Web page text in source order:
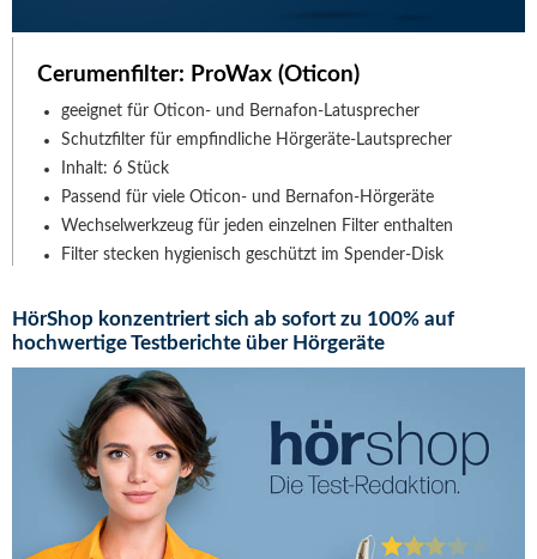
Cerumenfilter: ProWax (Oticon)
geeignet für Oticon- und Bernafon-Latusprecher
Schutzfilter für empfindliche Hörgeräte-Lautsprecher
Inhalt: 6 Stück
Passend für viele Oticon- und Bernafon-Hörgeräte
Wechselwerkzeug für jeden einzelnen Filter enthalten
Filter stecken hygienisch geschützt im Spender-Disk
HörShop konzentriert sich ab sofort zu 100% auf
hochwertige Testberichte über Hörgeräte